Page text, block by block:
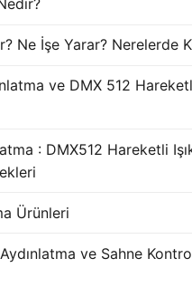
Ne İşe Yarar? Nerelerde
ve DMX 512
: DMX512 Hareketli
Ürünleri
ve Sahne